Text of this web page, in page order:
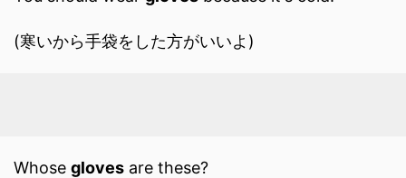
(寒いから手袋をした方がいいよ)
Whose gloves are these?